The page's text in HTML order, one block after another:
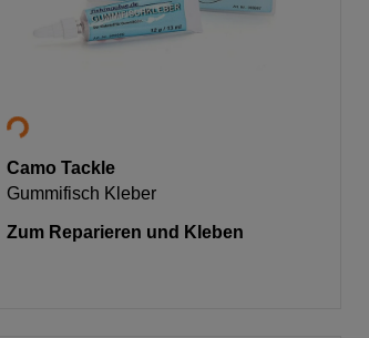
Camo Tackle
Gummifisch Kleber
Zum Reparieren und Kleben